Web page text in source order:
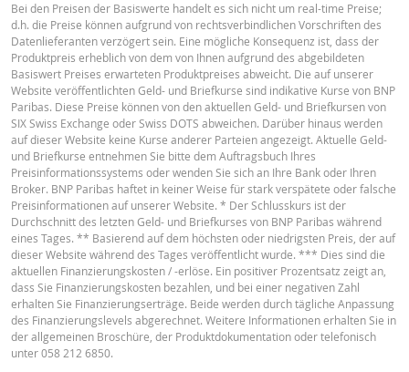
RESETS
6 Aug.
2026 22:25
täglich 0.06
5 Aug.
2026 22:15
täglich 0.08
4 Aug.
2026 22:17
täglich 0.07
3 Aug.
2026 22:16
täglich 0.08
30 Juli
2026 22:16
täglich 0.08
29 Juli
2026 22:16
täglich 0.08
28 Juli
2026 22:18
täglich
Deutsch PDF
English PDF
Français PDF
BASISPROSPEKT
English PDF
Bei den Preisen der Basiswerte handelt es sich nicht um real-time Preise;
d.h. die Preise können aufgrund von rechtsverbindlichen Vorschriften des
Datenlieferanten verzögert sein. Eine mögliche Konsequenz ist, dass der
Produktpreis erheblich von dem von Ihnen aufgrund des abgebildeten
Basiswert Preises erwarteten Produktpreises abweicht. Die auf unserer
Website veröffentlichten Geld- und Briefkurse sind indikative Kurse von BNP
Paribas. Diese Preise können von den aktuellen Geld- und Briefkursen von
SIX Swiss Exchange oder Swiss DOTS abweichen. Darüber hinaus werden
auf dieser Website keine Kurse anderer Parteien angezeigt. Aktuelle Geld-
und Briefkurse entnehmen Sie bitte dem Auftragsbuch Ihres
Preisinformationssystems oder wenden Sie sich an Ihre Bank oder Ihren
Broker. BNP Paribas haftet in keiner Weise für stark verspätete oder falsche
Preisinformationen auf unserer Website. * Der Schlusskurs ist der
Durchschnitt des letzten Geld- und Briefkurses von BNP Paribas während
eines Tages. ** Basierend auf dem höchsten oder niedrigsten Preis, der auf
dieser Website während des Tages veröffentlicht wurde. *** Dies sind die
aktuellen Finanzierungskosten / -erlöse. Ein positiver Prozentsatz zeigt an,
dass Sie Finanzierungskosten bezahlen, und bei einer negativen Zahl
erhalten Sie Finanzierungserträge. Beide werden durch tägliche Anpassung
des Finanzierungslevels abgerechnet. Weitere Informationen erhalten Sie in
der allgemeinen Broschüre, der Produktdokumentation oder telefonisch
unter 058 212 6850.